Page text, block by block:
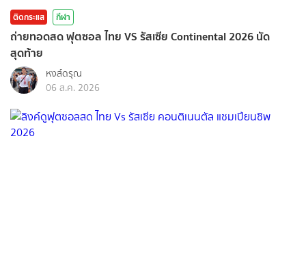
ติดกระแส กีฬา
ถ่ายทอดสด ฟุตซอล ไทย VS รัสเซีย Continental 2026 นัด
สุดท้าย
หงส์ดรุณ
06 ส.ค. 2026